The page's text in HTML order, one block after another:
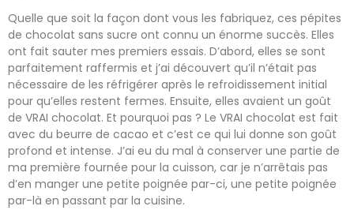
Quelle que soit la façon dont vous les fabriquez, ces pépites
de chocolat sans sucre ont connu un énorme succès. Elles
ont fait sauter mes premiers essais. D’abord, elles se sont
parfaitement raffermis et j’ai découvert qu’il n’était pas
nécessaire de les réfrigérer après le refroidissement initial
pour qu’elles restent fermes. Ensuite, elles avaient un goût
de VRAI chocolat. Et pourquoi pas ? Le VRAI chocolat est fait
avec du beurre de cacao et c’est ce qui lui donne son goût
profond et intense. J’ai eu du mal à conserver une partie de
ma première fournée pour la cuisson, car je n’arrêtais pas
d’en manger une petite poignée par-ci, une petite poignée
par-là en passant par la cuisine.